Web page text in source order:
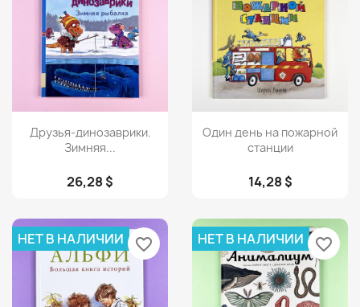
Просмотр
Друзья-динозаврики.
Зимняя...
26,28 $
Просмотр
Один день на пожарной
станции
14,28 $
НЕТ В НАЛИЧИИ favorite_border НЕТ В НАЛИЧИИ favorite_border